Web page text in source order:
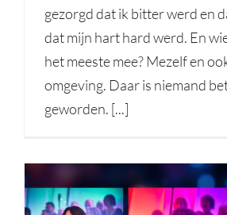
gezorgd dat ik bitter werd en
dat mijn hart hard werd. En
het meeste mee? Mezelf en
omgeving. Daar is niemand
geworden. [...]